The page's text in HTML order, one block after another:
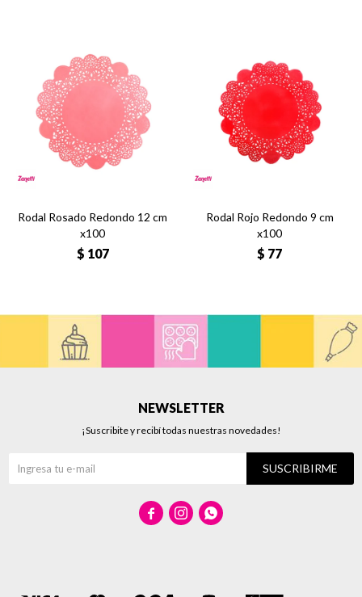
Rodal Rosado Redondo 12 cm
x100
$ 107
Rodal Rojo Redondo 9 cm
x100
$ 77
NEWSLETTER
¡Suscribite y recibí todas nuestras novedades!
SUSCRIBIRME
  